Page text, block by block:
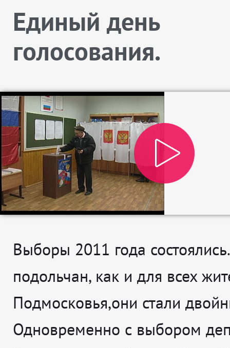
Единый день
голосования.
Выборы 2011 года
подольчан, как и для всех
Подмосковья,они стали
Одновременно с выбором